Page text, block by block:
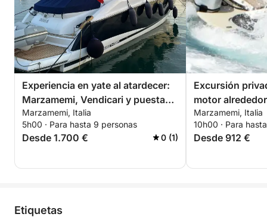
Experiencia en yate al atardecer:
Marzamemi, Vendicari y puesta
de sol sobre el mar de Sicilia.
Marzamemi, Italia
5h00 · Para hasta 9 personas
Desde 1.700 € 0 (1)
Excursión
motor
Marzamemi, Italia
10h00 · Para
Desde 912 €
Etiquetas